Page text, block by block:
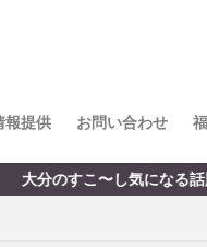
報提供 お問い合わせ
になる話題を届けます │ 記
キャンプ